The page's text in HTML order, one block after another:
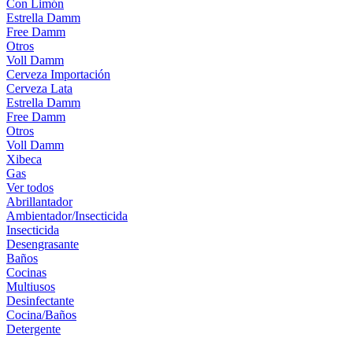
Con Limón
Estrella Damm
Free Damm
Otros
Voll Damm
Cerveza Importación
Cerveza Lata
Estrella Damm
Free Damm
Otros
Voll Damm
Xibeca
Gas
Ver todos
Abrillantador
Ambientador/Insecticida
Insecticida
Desengrasante
Baños
Cocinas
Multiusos
Desinfectante
Cocina/Baños
Detergente